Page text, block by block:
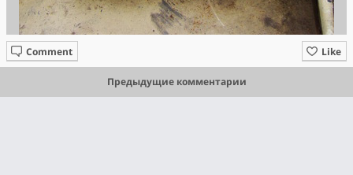
Like
Comment
Предыдущие комментарии